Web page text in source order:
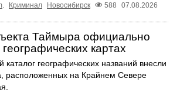
Криминал Новосибирск 588 07.08.2026
Таймыра официально
картах
каталог географических названий внесли
расположенных на Крайнем Севере